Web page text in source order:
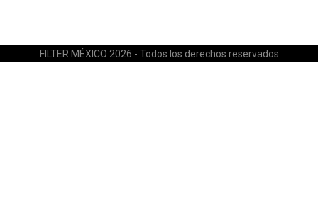
FILTER MÉXICO 2026 - Todos los derechos reservados